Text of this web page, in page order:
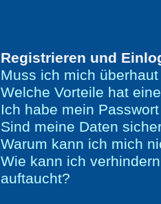
Registrieren und
Muss ich mich
Welche Vorteile hat
Ich habe mein
Sind meine Daten
Warum kann ich mich
Wie kann ich
auftaucht?